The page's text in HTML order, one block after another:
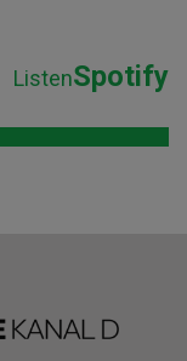
ListenSpotify